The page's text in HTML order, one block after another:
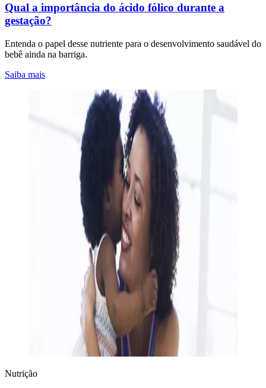
Qual a importância do ácido fólico durante a
gestação?
Entenda o papel desse nutriente para o desenvolvimento saudável do
bebê ainda na barriga.
Saiba mais
Nutrição